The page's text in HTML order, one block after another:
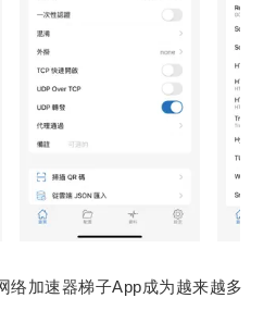
加速器梯子App成为越来越多